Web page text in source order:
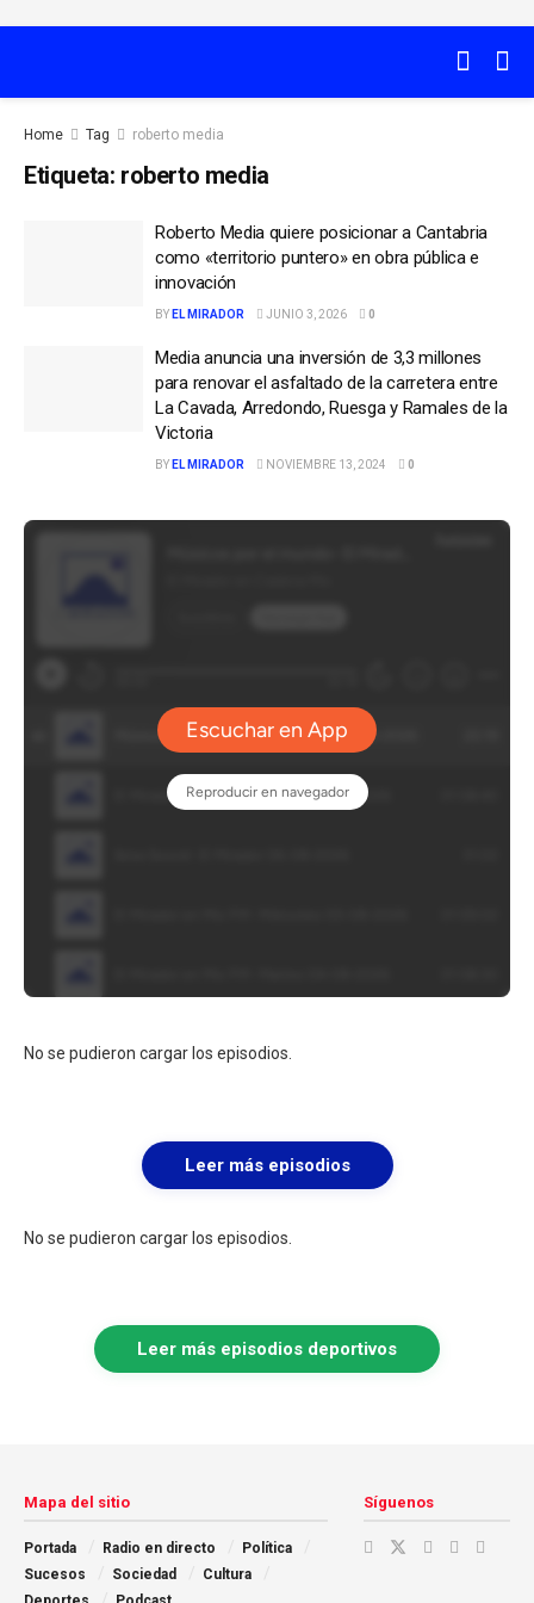
Home Tag roberto media
Etiqueta: roberto media
Roberto Media quiere posicionar a Cantabria
como «territorio puntero» en obra pública e
innovación
BY EL MIRADOR JUNIO 3, 2026 0
Media anuncia una inversión de 3,3 millones
para renovar el asfaltado de la carretera entre
La Cavada, Arredondo, Ruesga y Ramales de la
Victoria
BY EL MIRADOR NOVIEMBRE 13, 2024 0
No se pudieron cargar los episodios.
Leer más episodios
No se pudieron cargar los episodios.
Leer más episodios deportivos
Mapa del sitio
Portada Radio en directo
Política
Sucesos
Sociedad
Cultura
Síguenos